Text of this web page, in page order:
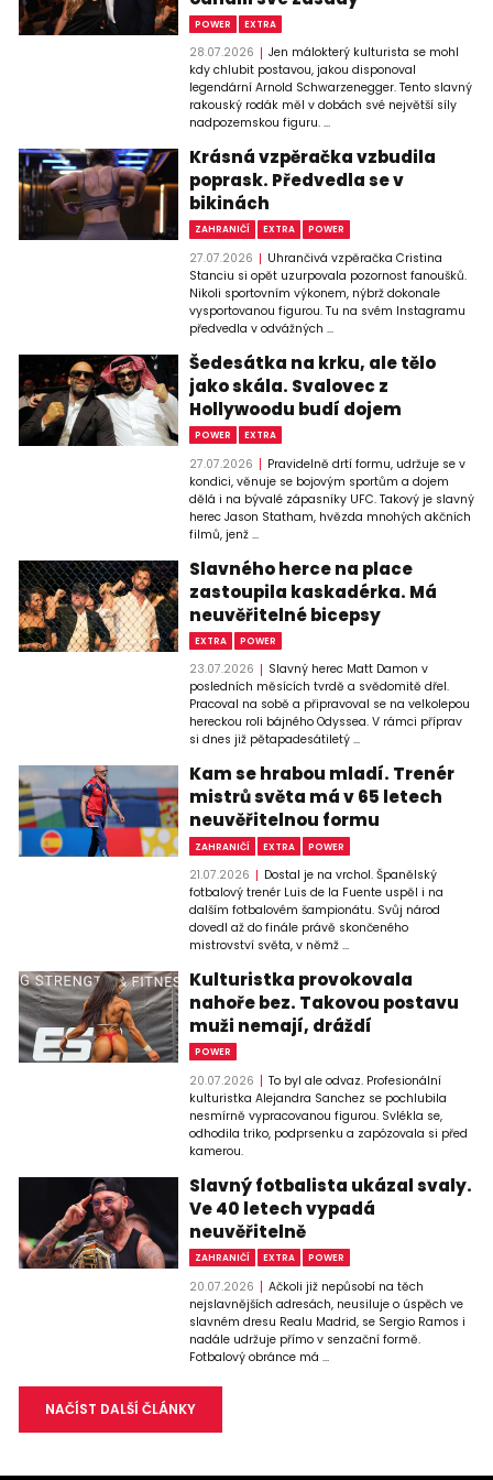
POWER EXTRA
28.07.2026
Jen málokterý kulturista se mohl
kdy chlubit postavou, jakou disponoval
legendární Arnold Schwarzenegger. Tento slavný
rakouský rodák měl v dobách své největší síly
nadpozemskou figuru. ...
Krásná vzpěračka vzbudila
poprask. Předvedla se v
bikinách
ZAHRANIČÍ EXTRA POWER
27.07.2026
Uhrančivá vzpěračka Cristina
Stanciu si opět uzurpovala pozornost fanoušků.
Nikoli sportovním výkonem, nýbrž dokonale
vysportovanou figurou. Tu na svém Instagramu
předvedla v odvážných ...
Šedesátka na krku, ale tělo
jako skála. Svalovec z
Hollywoodu budí dojem
POWER EXTRA
27.07.2026
Pravidelně drtí formu, udržuje se v
kondici, věnuje se bojovým sportům a dojem
dělá i na bývalé zápasníky UFC. Takový je slavný
herec Jason Statham, hvězda mnohých akčních
filmů, jenž ...
Slavného herce na place
zastoupila kaskadérka. Má
neuvěřitelné bicepsy
EXTRA POWER
23.07.2026
Slavný herec Matt Damon v
posledních měsících tvrdě a svědomitě dřel.
Pracoval na sobě a připravoval se na velkolepou
hereckou roli bájného Odyssea. V rámci příprav
si dnes již pětapadesátiletý ...
Kam se hrabou mladí. Trenér
mistrů světa má v 65 letech
neuvěřitelnou formu
ZAHRANIČÍ EXTRA POWER
21.07.2026
Dostal je na vrchol. Španělský
fotbalový trenér Luis de la Fuente uspěl i na
dalším fotbalovém šampionátu. Svůj národ
dovedl až do finále právě skončeného
mistrovství světa, v němž ...
Kulturistka provokovala
nahoře bez. Takovou postavu
muži nemají, dráždí
POWER
20.07.2026
To byl ale odvaz. Profesionální
kulturistka Alejandra Sanchez se pochlubila
nesmírně vypracovanou figurou. Svlékla se,
odhodila triko, podprsenku a zapózovala si před
kamerou.
Slavný fotbalista ukázal svaly.
Ve 40 letech vypadá
neuvěřitelně
ZAHRANIČÍ EXTRA POWER
20.07.2026
Ačkoli již nepůsobí na těch
nejslavnějších adresách, neusiluje o úspěch ve
slavném dresu Realu Madrid, se Sergio Ramos i
nadále udržuje přímo v senzační formě.
Fotbalový obránce má ...
NAČÍST DALŠÍ ČLÁNKY